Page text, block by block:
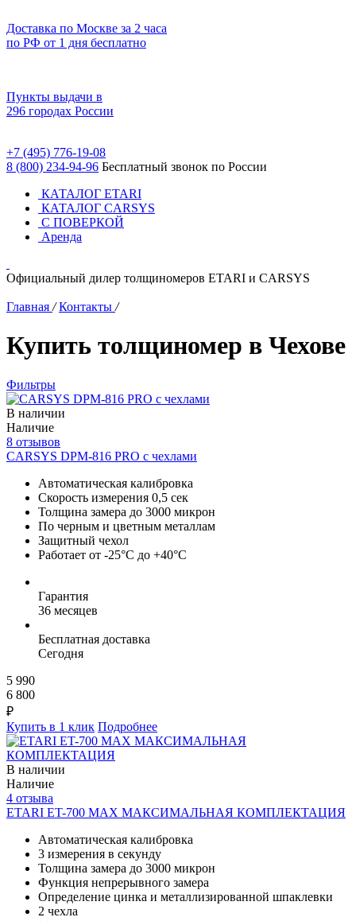
Доставка по Москве за 2 часа
по РФ от 1 дня бесплатно
Пункты выдачи в
296 городах России
+7 (495) 776-19-08
8 (800) 234-94-96 Бесплатный звонок по России
КАТАЛОГ ETARI
КАТАЛОГ CARSYS
С ПОВЕРКОЙ
Аренда
Официальный дилер толщиномеров ETARI и CARSYS
Главная / Контакты /
Купить толщиномер в Чехове
Фильтры
В наличии
Наличие
8 отзывов
CARSYS DPM-816 PRO с чехлами
Автоматическая калибровка
Скорость измерения 0,5 сек
Толщина замера до 3000 микрон
По черным и цветным металлам
Защитный чехол
Работает от -25°C до +40°C
Гарантия
36 месяцев
Бесплатная доставка
Сегодня
5 990
6 800
₽
Купить в 1 клик Подробнее
В наличии
Наличие
4 отзыва
ETARI ET-700 MAX МАКСИМАЛЬНАЯ КОМПЛЕКТАЦИЯ
Автоматическая калибровка
3 измерения в секунду
Толщина замера до 3000 микрон
Функция непрерывного замера
Определение цинка и металлизированной шпаклевки
2 чехла